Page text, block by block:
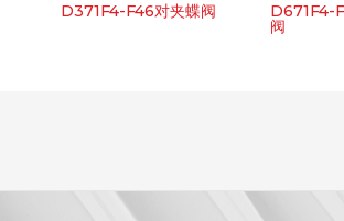
D371F4-F46对夹蝶阀 D671F4-
阀